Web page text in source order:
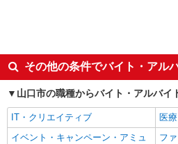
副業・WワークOK
交
社会保険あり
産
社員登用あり
その他の条件でバイト・アル
山口市の職種からバイト・アルバイ
IT・クリエイティブ
医
イベント・キャンペーン・アミュ
フ